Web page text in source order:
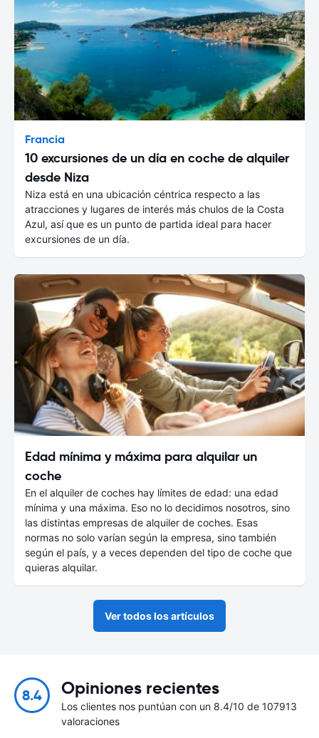
Francia
10 excursiones de un día en coche de alquiler
desde Niza
Niza está en una ubicación céntrica respecto a las
atracciones y lugares de interés más chulos de la Costa
Azul, así que es un punto de partida ideal para hacer
excursiones de un día.
Edad mínima y máxima para alquilar un
coche
En el alquiler de coches hay límites de edad: una edad
mínima y una máxima. Eso no lo decidimos nosotros, sino
las distintas empresas de alquiler de coches. Esas
normas no solo varían según la empresa, sino también
según el país, y a veces dependen del tipo de coche que
quieras alquilar.
Ver todos los artículos
8.4 Opiniones recientes
Los clientes nos puntúan con un 8.4/10 de 107913
valoraciones